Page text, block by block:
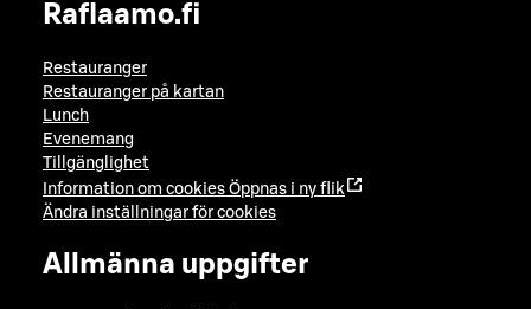
Raflaamo.fi
Restauranger
Restauranger på kartan
Lunch
Evenemang
Tillgänglighet
Information om cookies Öppnas i ny flik
Ändra inställningar för cookies
Allmänna uppgifter